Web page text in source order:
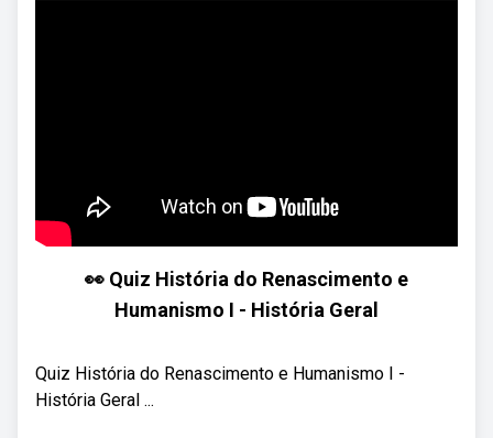
👀 Quiz História do Renascimento e
Humanismo I - História Geral
Quiz História do Renascimento e Humanismo I -
História Geral ...